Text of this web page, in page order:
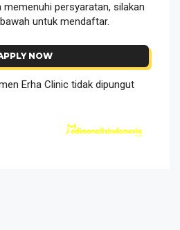
memenuhi persyaratan, silakan
untuk mendaftar.
NOW
Erha Clinic tidak dipungut